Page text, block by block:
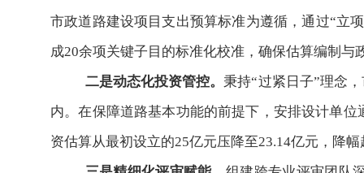
市政道路建设项目支出预算标准为遵循，通过“立
成20余项关键子目的标准化校准，确保估算编制与
二是动态化投资管控。 秉持“过紧日子”理念
内。在保障道路基本功能的前提下，安排设计单
资估算从最初设立的25亿元压降至23.14亿元，降